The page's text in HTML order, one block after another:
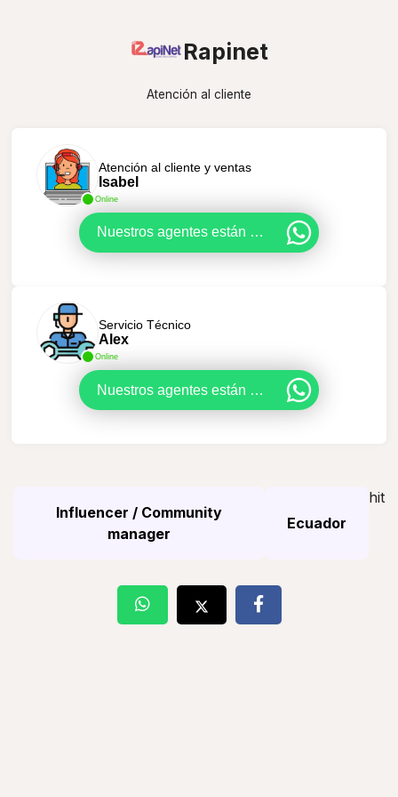
Rapinet
Atención al cliente
Online
Atención al cliente y ventas
Isabel
Nuestros agentes están en línea, dale click para ayudarte.
Online
Servicio Técnico
Alex
Nuestros agentes están en línea, dale click para ayudarte.
Influencer / Community
manager
Ecuador
hit